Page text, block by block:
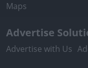
Maps
Advertise
Advertise with Us